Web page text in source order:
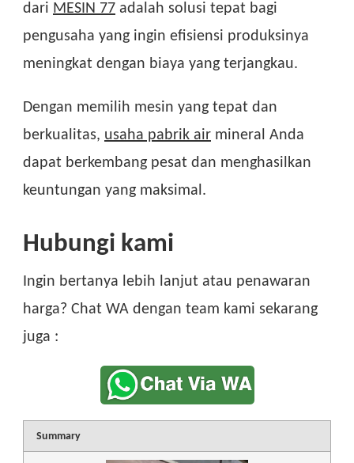
dari MESIN 77 adalah solusi tepat bagi
pengusaha yang ingin efisiensi produksinya
meningkat dengan biaya yang terjangkau.
Dengan memilih mesin yang tepat dan
berkualitas, usaha pabrik air mineral Anda
dapat berkembang pesat dan menghasilkan
keuntungan yang maksimal.
Hubungi kami
Ingin bertanya lebih lanjut atau penawaran
harga? Chat WA dengan team kami sekarang
juga :
Summary